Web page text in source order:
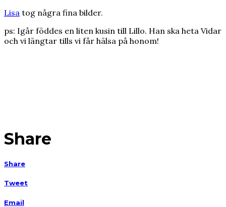
Lisa tog några fina bilder.
ps: Igår föddes en liten kusin till Lillo. Han ska heta Vidar
och vi längtar tills vi får hälsa på honom!
Share
Share
Tweet
Email